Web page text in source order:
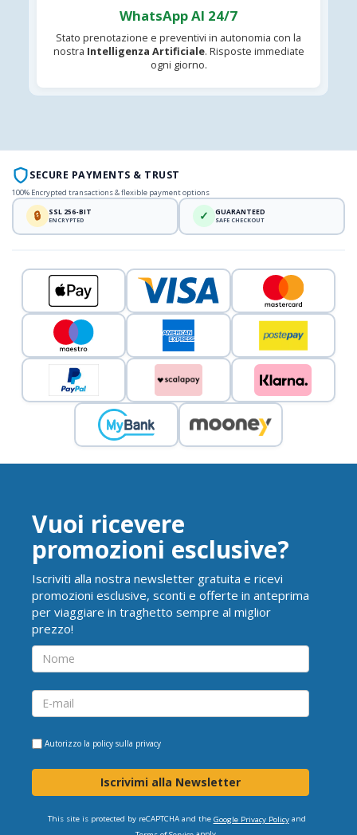
WhatsApp AI 24/7
Stato prenotazione e preventivi in autonomia con la
nostra Intelligenza Artificiale. Risposte immediate
ogni giorno.
SECURE PAYMENTS & TRUST
100% Encrypted transactions & flexible payment options
🔒 SSL 256-BIT
ENCRYPTED ✓ GUARANTEED
SAFE CHECKOUT
Vuoi ricevere
promozioni esclusive?
Iscriviti alla nostra newsletter gratuita e ricevi
promozioni esclusive, sconti e offerte in anteprima
per viaggiare in traghetto sempre al miglior
prezzo!
Autorizzo la policy sulla privacy
Iscrivimi alla Newsletter
This site is protected by reCAPTCHA and the Google Privacy Policyand